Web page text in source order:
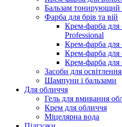
Бальзам
Фарба для брів та вій
Крем-фарба для
Professional
Крем-фарба для
Крем-фарба для
Крем-фарба для
Засоби для
Шампуни і бальзами
Для обличчя
Гель для вмивання
Крем для обличчя
Міцелярна вода